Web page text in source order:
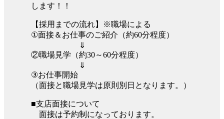
します！！
【採用までの流れ】※職場による
①面接＆お仕事のご紹介（約60分程度）
⇓
②職場見学（約30～60分程度）
⇓
③お仕事開始
（面接と職場見学は原則別日となります。）
■支店面接について
面接は予約制になっております。